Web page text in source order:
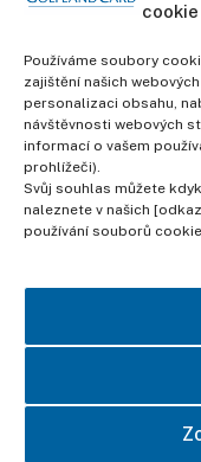
cookie
Používáme soubory
zajištění našich
personalizaci obsahu,
návštěvnosti webových
informací o vašem
prohlížeči).
Svůj souhlas můžete
naleznete v našich
používání souborů
informace
Obchodní
Ochrana osobních